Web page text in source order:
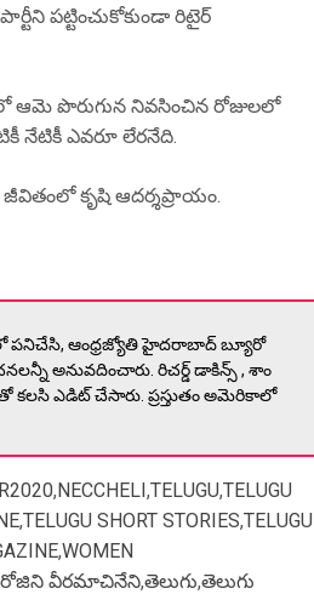
పట్టించుకోకుండా రిటైర్
ఆమె పొరుగున నివసించిన రోజులలో
నేటికీ ఎవరూ లేరనేది.
కృషి ఆదర్శప్రాయం.
పనిచేసి, ఆంధ్రజ్యోతి హైదరాబాద్ బ్యూరో
అనువదించారు. రిచర్డ్ డాకిన్స్ , శాం
ఎడిట్ చేసారు. ప్రస్తుతం అమెరికాలో
,NECCHELI,TELUGU,TELUGU
,TELUGU SHORT STORIES,TELUGU
,WOMEN
సరోజిని వీరమాచినేని,తెలుగు,తెలుగు